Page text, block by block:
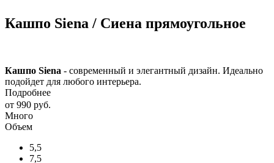
Кашпо Siena / Сиена прямоугольное
Кашпо Siena - современный и элегантный дизайн. Идеально
подойдет для любого интерьера.
Подробнее
от 990 руб.
Много
Объем
5,5
7,5